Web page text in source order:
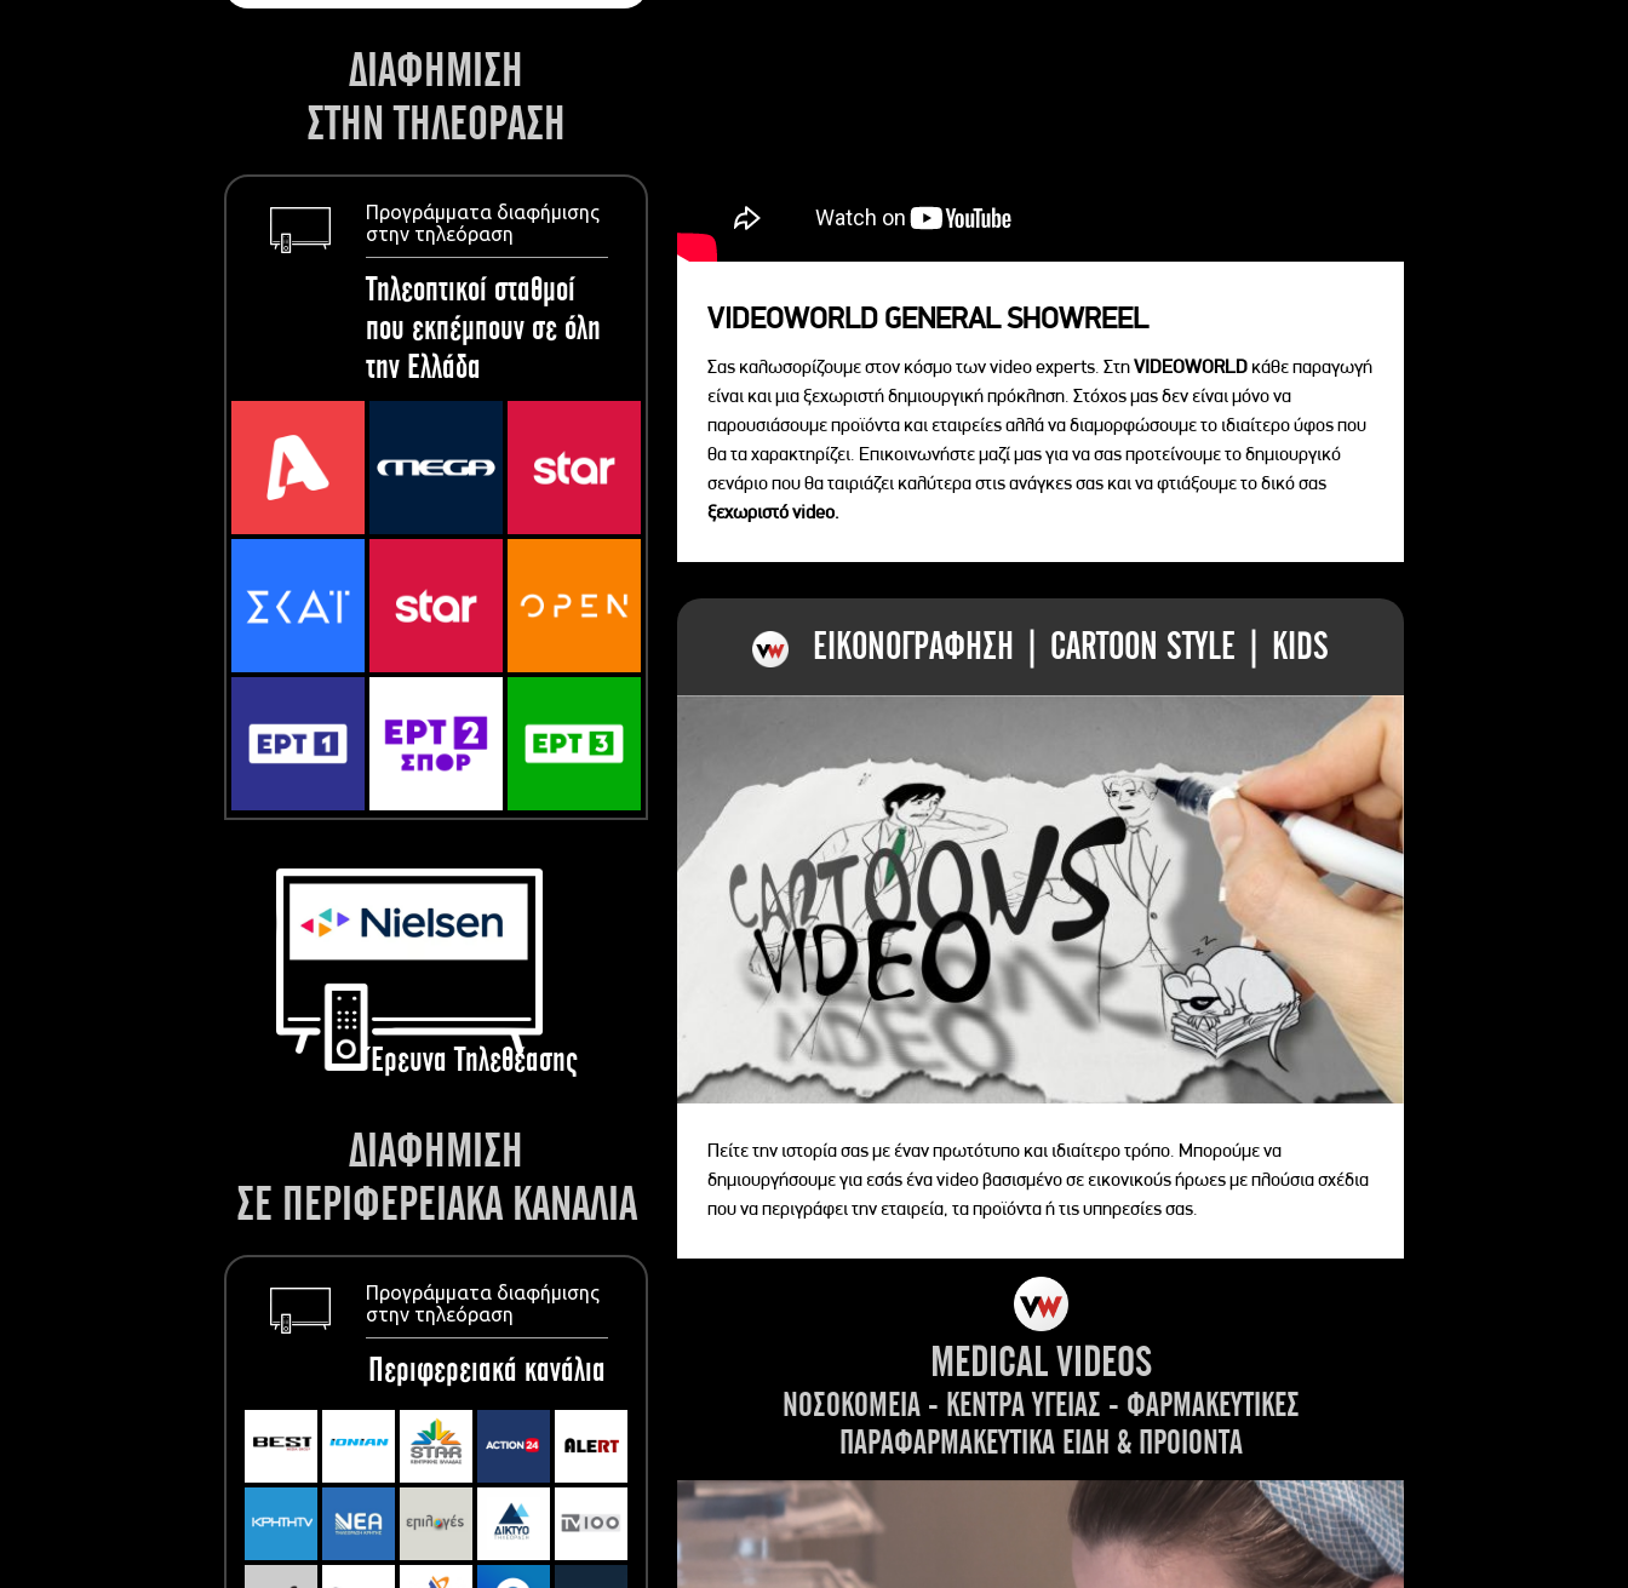
ΔΙΑΦΗΜΙΣΗ
ΣΤΗΝ ΤΗΛΕΟΡΑΣΗ
Προγράμματα διαφήμισης
στην τηλεόραση
Τηλεοπτικοί σταθμοί
που εκπέμπουν σε όλη
την Ελλάδα
Έρευνα Τηλεθέασης
ΔΙΑΦΗΜΙΣΗ
ΣΕ ΠΕΡΙΦΕΡΕΙΑΚΑ ΚΑΝΑΛΙΑ
Προγράμματα διαφήμισης
στην τηλεόραση
Περιφερειακά κανάλια
VIDEOWORLD GENERAL SHOWREEL
Σας καλωσορίζουμε στον κόσμο των video experts. ΣτηVIDEOWORLD κάθε παραγωγή
είναι και μια ξεχωριστή δημιουργική πρόκληση. Στόχος μας δεν είναι μόνο να
παρουσιάσουμε προϊόντα και εταιρείες αλλά να διαμορφώσουμε το ιδιαίτερο ύφος που
θα τα χαρακτηρίζει. Επικοινωνήστε μαζί μας για να σας προτείνουμε το δημιουργικό
σενάριο που θα ταιριάζει καλύτερα στις ανάγκες σας και να φτιάξουμε το δικό σας
ξεχωριστό videο.
ΕΙΚΟΝΟΓΡΑΦΗΣΗ | CARTOON STYLE | KIDS
Πείτε την ιστορία σας με έναν πρωτότυπο και ιδιαίτερο τρόπο. Μπορούμε να
δημιουργήσουμε για εσάς ένα video βασισμένο σε εικονικούς ήρωες με πλούσια σχέδια
που να περιγράφει την εταιρεία, τα προϊόντα ή τις υπηρεσίες σας.
MEDICAL VIDEOS
ΝΟΣΟΚΟΜΕΙΑ - ΚΕΝΤΡΑ ΥΓΕΙΑΣ - ΦΑΡΜΑΚΕΥΤΙΚΕΣ
ΠΑΡΑΦΑΡΜΑΚΕΥΤΙΚΑ ΕΙΔΗ & ΠΡΟΙΟΝΤΑ